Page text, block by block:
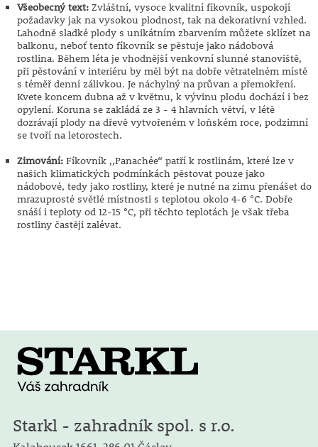
Všeobecný text:Zvláštní, vysoce kvalitní fíkovník, uspokojí
požadavky jak na vysokou plodnost, tak na dekorativní vzhled.
Lahodně sladké plody s unikátním zbarvením můžete sklízet na
balkonu, neboť tento fíkovník se pěstuje jako nádobová
rostlina. Během léta je vhodnější venkovní slunné stanoviště,
při pěstování v interiéru by měl být na dobře větratelném místě
s téměř denní zálivkou. Je náchylný na průvan a přemokření.
Kvete koncem dubna až v květnu, k vývinu plodu dochází i bez
opylení. Koruna se zakládá ze 3 - 4 hlavních větví, v létě
dozrávají plody na dřevě vytvořeném v loňském roce, podzimní
se tvoří na letorostech.
Zimování: Fíkovník ,,Panachée“ patří k rostlinám, které lze v
našich klimatických podmínkách pěstovat pouze jako
nádobové, tedy jako rostliny, které je nutné na zimu přenášet do
mrazuprosté světlé místnosti s teplotou okolo 4-6 °C. Dobře
snáší i teploty od 12-15 °C, při těchto teplotách je však třeba
rostliny častěji zalévat.
Starkl - zahradník spol. s r.o.